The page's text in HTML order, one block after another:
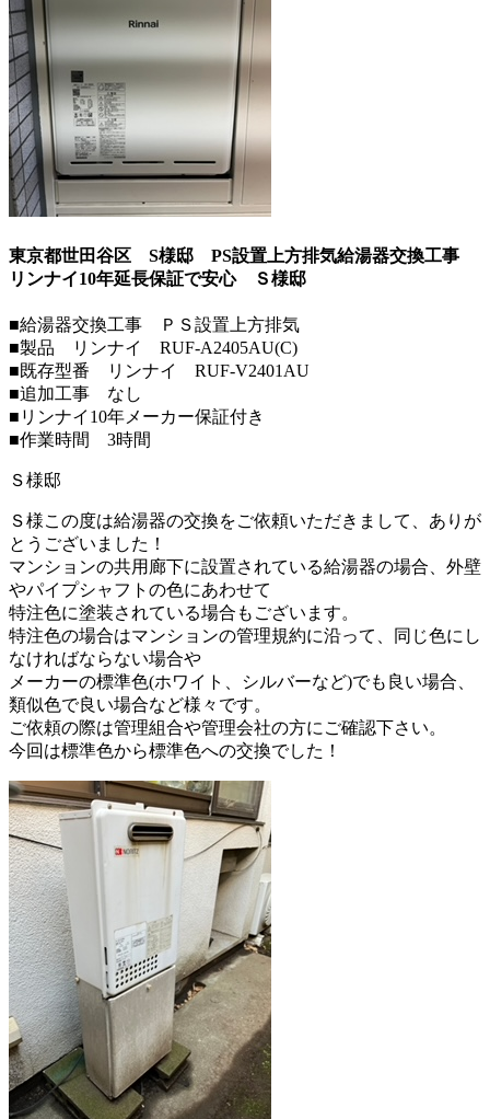
東京都世田谷区 S様邸 PS設置上方排気給湯器交換工事
リンナイ10年延長保証で安心Ｓ様邸
■給湯器交換工事 ＰＳ設置上方排気
■製品 リンナイ RUF-A2405AU(C)
■既存型番 リンナイ RUF-V2401AU
■追加工事 なし
■リンナイ10年メーカー保証付き
■作業時間 3時間
Ｓ様邸
Ｓ様この度は給湯器の交換をご依頼いただきまして、ありが
とうございました！
マンションの共用廊下に設置されている給湯器の場合、外壁
やパイプシャフトの色にあわせて
特注色に塗装されている場合もございます。
特注色の場合はマンションの管理規約に沿って、同じ色にし
なければならない場合や
メーカーの標準色(ホワイト、シルバーなど)でも良い場合、
類似色で良い場合など様々です。
ご依頼の際は管理組合や管理会社の方にご確認下さい。
今回は標準色から標準色への交換でした！